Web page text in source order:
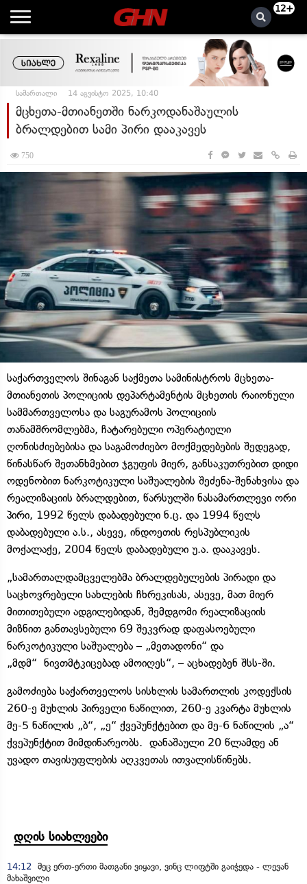
12+
სამართალი 14 აგვისტო 2025, 10:40
მცხეთა-მთიანეთში ნარკოდანაშაულის
ბრალდებით სამი პირი დააკავეს
750
საქართველოს შინაგან საქმეთა სამინისტროს მცხეთა-
მთიანეთის პოლიციის დეპარტამენტის მცხეთის რაიონული
სამმართველოსა და საგურამოს პოლიციის
თანამშრომლებმა, ჩატარებული ოპერატიული
ღონისძიებებისა და საგამოძიებო მოქმედებების შედეგად,
წინასწარ შეთანხმებით ჯგუფის მიერ, განსაკუთრებით დიდი
ოდენობით ნარკოტიკული საშუალების შეძენა-შენახვისა და
რეალიზაციის ბრალდებით, წარსულში ნასამართლევი ორი
პირი, 1992 წელს დაბადებული ნ.ც. და 1994 წელს
დაბადებული ა.ს., ასევე, ინდოეთის რესპუბლიკის
მოქალაქე, 2004 წელს დაბადებული უ.ა. დააკავეს.
„სამართალდამცველებმა ბრალდებულების პირადი და
საცხოვრებელი სახლების ჩხრეკისას, ასევე, მათ მიერ
მითითებული ადგილებიდან, შემდგომი რეალიზაციის
მიზნით განთავსებული 69 შეკვრად დაფასოებული
ნარკოტიკული საშუალება – „მეთადონი“ და
„მდმ“ ნივთმტკიცებად ამოიღეს“, – აცხადებენ შსს-ში.
გამოძიება საქართველოს სისხლის სამართლის კოდექსის
260-ე მუხლის პირველი ნაწილით, 260-ე კვარტა მუხლის
მე-5 ნაწილის „ბ“, „ე“ ქვეპუნქტებით და მე-6 ნაწილის „ა“
ქვეპუნქტით მიმდინარეობს. დანაშაული 20 წლამდე ან
უვადო თავისუფლების აღკვეთას ითვალისწინებს.
დღის სიახლეები
14:12
მეც ერთ-ერთი მათგანი ვიყავი, ვინც ლიფტში გაიჭედა - ლევან
მახაშვილი